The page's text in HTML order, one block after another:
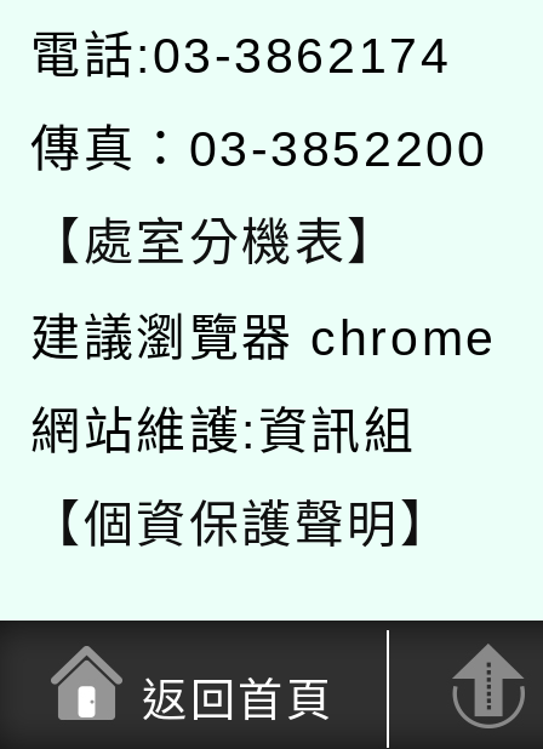
電話:03-3862174
傳真：03-3852200
【處室分機表】
建議瀏覽器 chrome
網站維護:資訊組
【個資保護聲明】
返回首頁